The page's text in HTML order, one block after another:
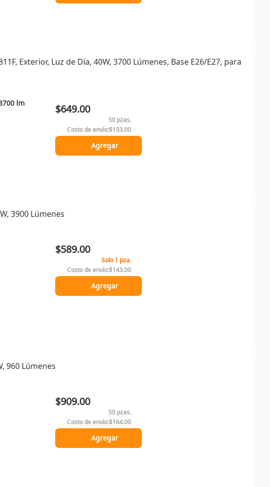
Exterior, Luz de Día, 40W, 3700 Lúmenes, Base E26/E27, para
lm
$649.00
Costo de envío:$133.00
50 pzas.
Agregar
3900 Lúmenes
$589.00
Costo de envío:$143.00
Solo 1 pza.
Agregar
960 Lúmenes
$909.00
Costo de envío:$164.00
50 pzas.
Agregar